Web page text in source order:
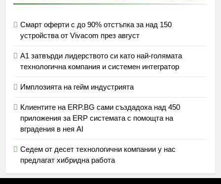
Смарт оферти с до 90% отстъпка за над 150
устройства от Vivacom през август
А1 затвърди лидерството си като най-голямата
технологична компания и системен интегратор
Имплозията на гейм индустрията
Клиентите на ERP.BG сами създадоха над 450
приложения за ERP системата с помощта на
вградения в нея AI
Седем от десет технологични компании у нас
предлагат хибридна работа